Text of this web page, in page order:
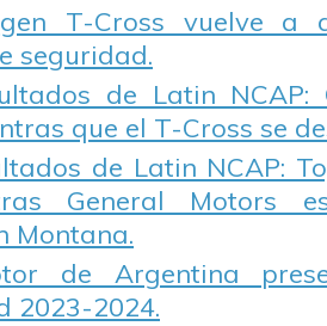
T-Cross vuelve a
seguridad.
de Latin NCAP:
que el T-Cross se
de Latin NCAP:
General Motors
Montana.
de Argentina
2023-2024.